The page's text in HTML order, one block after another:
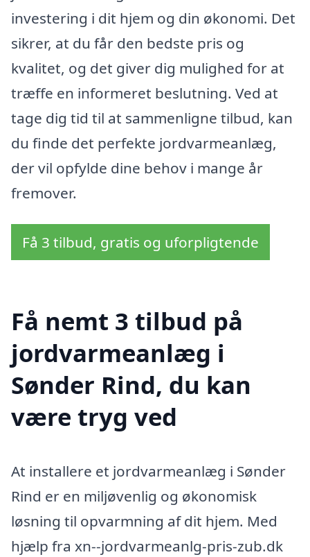
investering i dit hjem og din økonomi. Det
sikrer, at du får den bedste pris og
kvalitet, og det giver dig mulighed for at
træffe en informeret beslutning. Ved at
tage dig tid til at sammenligne tilbud, kan
du finde det perfekte jordvarmeanlæg,
der vil opfylde dine behov i mange år
fremover.
Få 3 tilbud, gratis og uforpligtende
Få nemt 3 tilbud på
jordvarmeanlæg i
Sønder Rind, du kan
være tryg ved
At installere et jordvarmeanlæg i Sønder
Rind er en miljøvenlig og økonomisk
løsning til opvarmning af dit hjem. Med
hjælp fra xn--jordvarmeanlg-pris-zub.dk